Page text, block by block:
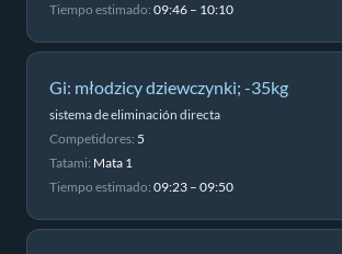
Tiempo estimado: 09:46 – 10:10
Gi: młodzicy dziewczynki; -35kg
sistema de eliminación directa
Competidores: 5
Tatami: Mata 1
Tiempo estimado: 09:23 – 09:50